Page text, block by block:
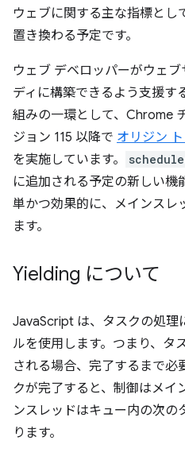
ウェブに関する主な指標とし
置き換わる予定です。
ウェブ デベロッパーがウェ
ディに構築できるよう支援す
組みの一環として、Chrome
ジョン 115 以降で オリジン
を実施しています。
に追加される予定の新しい機
単かつ効果的に、メインスレ
ます。
Yielding について
JavaScript は、タスクの処
ルを使用します。つまり、タ
される場合、完了するまで必
クが完了すると、制御はメイ
ンスレッドはキュー内の次の
ります。